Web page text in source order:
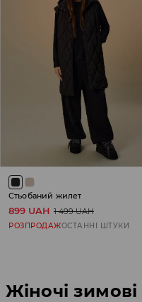
Стьобаний жилет
899 UAH 1 499 UAH
РОЗПРОДАЖОСТАННІ ШТУКИ
Жіночі